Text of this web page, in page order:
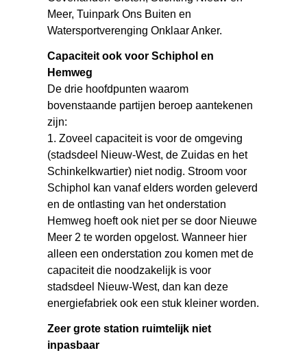
Meer, Tuinpark Ons Buiten en
Watersportverenging Onklaar Anker.
Capaciteit ook voor Schiphol en
Hemweg
De drie hoofdpunten waarom
bovenstaande partijen beroep aantekenen
zijn:
1. Zoveel capaciteit is voor de omgeving
(stadsdeel Nieuw-West, de Zuidas en het
Schinkelkwartier) niet nodig. Stroom voor
Schiphol kan vanaf elders worden geleverd
en de ontlasting van het onderstation
Hemweg hoeft ook niet per se door Nieuwe
Meer 2 te worden opgelost. Wanneer hier
alleen een onderstation zou komen met de
capaciteit die noodzakelijk is voor
stadsdeel Nieuw-West, dan kan deze
energiefabriek ook een stuk kleiner worden.
Zeer grote station ruimtelijk niet
inpasbaar